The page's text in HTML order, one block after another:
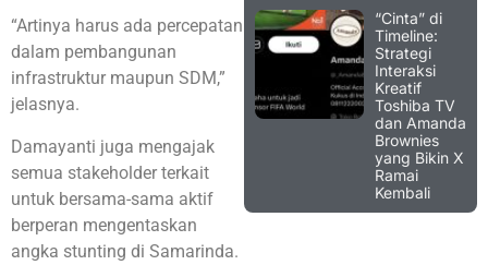
“Artinya harus ada percepatan
dalam pembangunan
infrastruktur maupun SDM,”
jelasnya.
Damayanti juga mengajak
semua stakeholder terkait
untuk bersama-sama aktif
berperan mengentaskan
angka stunting di Samarinda.
“Cinta” di
Timeline:
Strategi
Interaksi
Kreatif
Toshiba TV
dan Amanda
Brownies
yang Bikin X
Ramai
Kembali